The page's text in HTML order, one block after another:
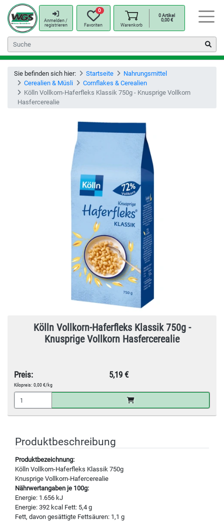
Anmelden /
registrieren
0
Favoriten Warenkorb
0Artikel
0,00 €
Sie befinden sich hier: Startseite
Nahrungsmittel
Cerealien & Müsli
Cornflakes & Cerealien
Kölln Vollkorn-Haferfleks Klassik 750g - Knusprige Vollkorn
Hasfercerealie
Kölln Vollkorn-Haferfleks Klassik 750g -
Knusprige Vollkorn Hasfercerealie
Preis: 5,19 €
Kilopreis: 0,00 €/kg
Produktbeschreibung
Produktbezeichnung:
Kölln Vollkorn-Haferfleks Klassik 750g
Knusprige Vollkorn-Hafercerealie
Nährwertangaben je 100g:
Energie: 1.656 kJ
Energie: 392 kcal Fett: 5,4 g
Fett, davon gesättigte Fettsäuren: 1,1 g